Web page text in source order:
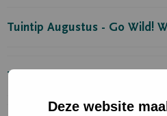
Deze website
Tuintip Augustus - Go Wild!
Tuintip September - GO